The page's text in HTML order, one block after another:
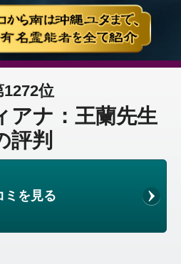
1272位
アナ：王蘭先生
評判
ミを見る